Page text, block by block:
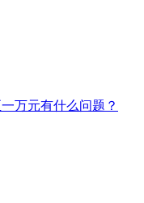
万元有什么问题？